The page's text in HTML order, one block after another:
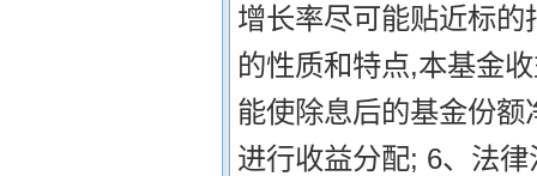
增长率尽可能贴近标
的性质和特点,本基金
能使除息后的基金份
进行收益分配; 6、法